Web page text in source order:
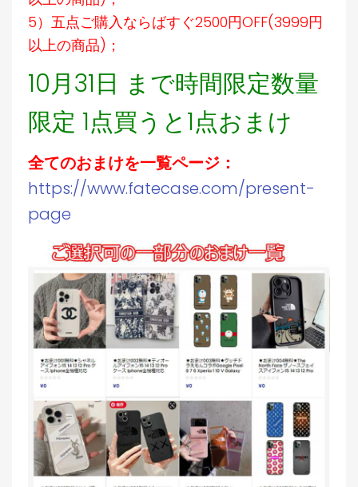
5）五点ご購入ならばすぐ2500円OFF(3999円
以上の商品)；
10月31日 まで時間限定数量
限定 1点買うと1点おまけ
全てのおまけを一覧ページ：
https://www.fatecase.com/present-
page